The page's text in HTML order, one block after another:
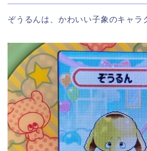
ぞうるんは、かわいい子象のキャラ